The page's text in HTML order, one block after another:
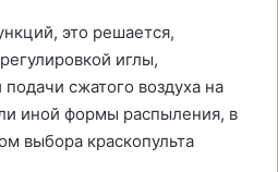
это решается,
иглы,
сжатого воздуха на
иной формы распыления, в
выбора краскопульта